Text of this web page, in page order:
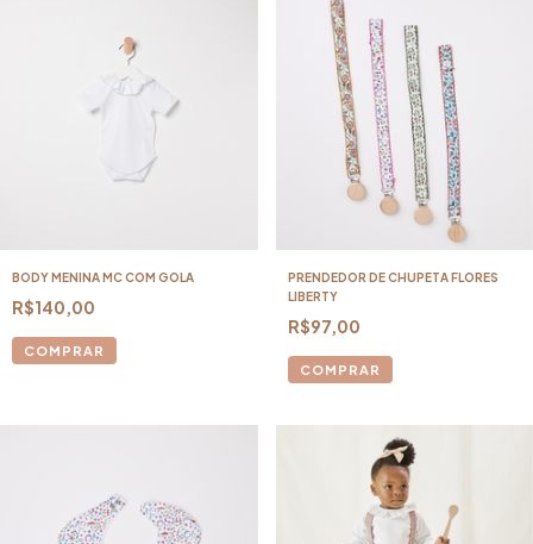
BODY MENINA MC COM GOLA
R$140,00
COMPRAR
PRENDEDOR DE CHUPETA FLORES
LIBERTY
R$97,00
COMPRAR